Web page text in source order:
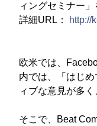
ィングセミナー
詳細URL：
http://
欧米では、
内では、「はじ
ィブな意見が多
そこで、Beat